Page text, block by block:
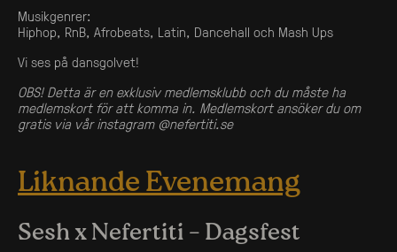
Musikgenrer:
Hiphop, RnB, Afrobeats, Latin, Dancehall och Mash Ups
Vi ses på dansgolvet!
OBS! Detta är en exklusiv medlemsklubb och du måste ha
medlemskort för att komma in. Medlemskort ansöker du om
gratis via vår instagram @nefertiti.se
Liknande Evenemang
Sesh x Nefertiti – Dagsfest